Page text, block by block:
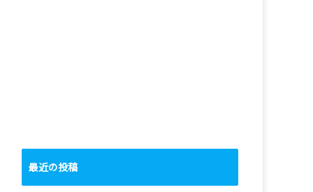
最近の投稿